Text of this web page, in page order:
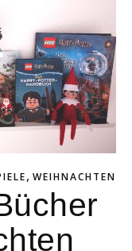
, WEIHNACHTEN